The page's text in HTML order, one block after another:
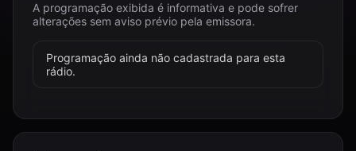
A programação exibida é informativa e pode sofrer
alterações sem aviso prévio pela emissora.
Programação ainda não cadastrada para esta
rádio.